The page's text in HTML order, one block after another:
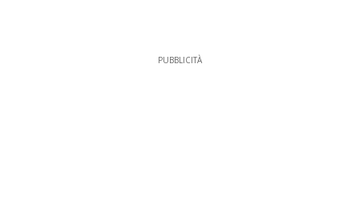
PUBBLICITÀ